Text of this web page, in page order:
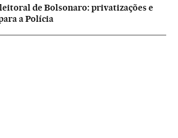
de Bolsonaro: privatizações e
a Polícia